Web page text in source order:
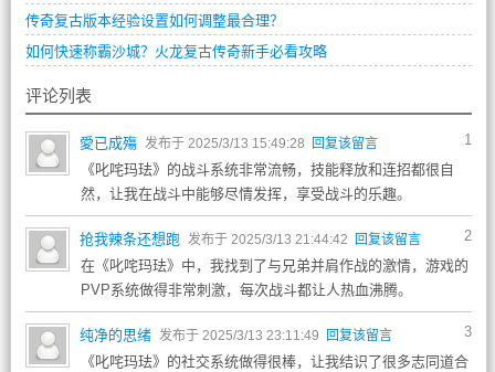
传奇复古版本经验设置如何调整最合理？
如何快速称霸沙城？火龙复古传奇新手必看攻略
评论列表
1
愛已成殤 发布于 2025/3/13 15:49:28 回复该留言
《叱咤玛珐》的战斗系统非常流畅，技能释放和连招都很自
然，让我在战斗中能够尽情发挥，享受战斗的乐趣。
2
抢我辣条还想跑 发布于 2025/3/13 21:44:42 回复该留言
在《叱咤玛珐》中，我找到了与兄弟并肩作战的激情，游戏的
PVP系统做得非常刺激，每次战斗都让人热血沸腾。
3
纯净的思绪 发布于 2025/3/13 23:11:49 回复该留言
《叱咤玛珐》的社交系统做得很棒，让我结识了很多志同道合